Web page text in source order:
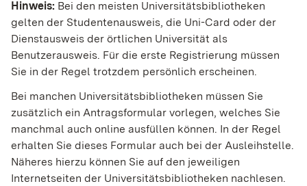
Hinweis: Bei den meisten Universitätsbibliotheken
gelten der Studentenausweis, die Uni-Card oder der
Dienstausweis der örtlichen Universität als
Benutzerausweis. Für die erste Registrierung müssen
Sie in der Regel trotzdem persönlich erscheinen.
Bei manchen Universitätsbibliotheken müssen Sie
zusätzlich ein Antragsformular vorlegen, welches Sie
manchmal auch online ausfüllen können. In der Regel
erhalten Sie dieses Formular auch bei der Ausleihstelle.
Näheres hierzu können Sie auf den jeweiligen
Internetseiten der Universitätsbibliotheken nachlesen.